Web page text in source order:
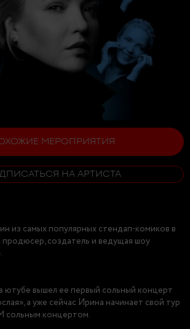
МЕРОПРИЯТИЯ
НА АРТИСТА
из самых популярных стендап-комиков в
продюсер, создатель и ведущая шоу
ютубе вышел ее первый сольный концерт
а уже сейчас Ирина начинает свой тур
концертом.